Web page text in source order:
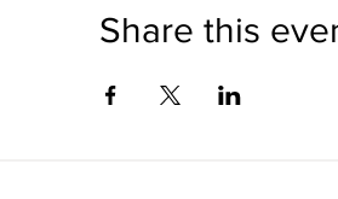
Share this